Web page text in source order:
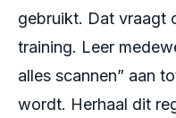
gebruikt. Dat vraagt
training. Leer
alles scannen” aan
wordt. Herhaal dit